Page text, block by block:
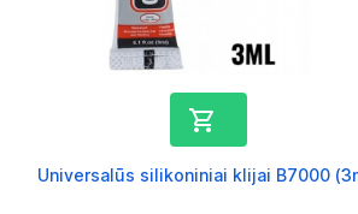

Universalūs silikoniniai klijai B7000